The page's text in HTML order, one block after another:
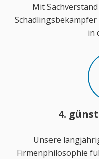
Mit
in
4.
Unsere
Firmenphilosophie